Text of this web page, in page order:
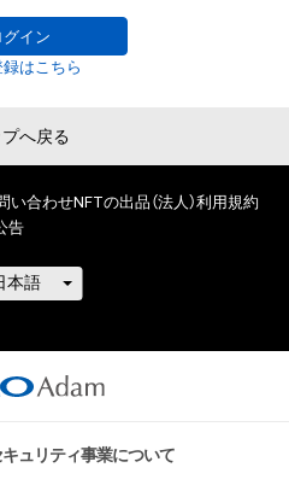
グイン
はこちら
プへ戻る
い合わせNFTの出品（法人）利用規約
告
ュリティ事業について